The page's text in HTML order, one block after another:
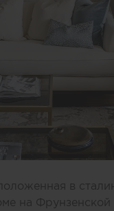
в
на Фрунзенской